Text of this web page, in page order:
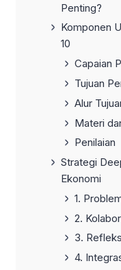
Penting?
Komponen
10
Capaian
Tujuan
Alur
Materi
Penilaian
Strategi
Ekonomi
1.
2.
3.
4.